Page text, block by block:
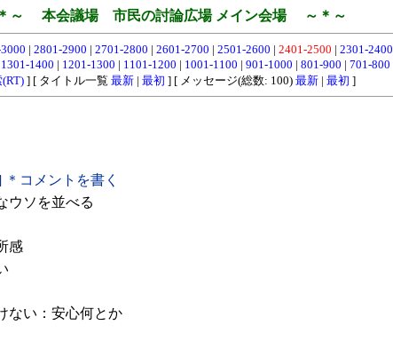
～ 本会議場 市民の討論広場 メイン会場 ～＊～
| 2801-2900 | 2701-2800 | 2601-2700 | 2501-2600 | 2401-2500 | 2301-2400
1301-1400 | 1201-1300 | 1101-1200 | 1001-1100 | 901-1000 | 801-900 | 701-800
] [ タイトル一覧 最新| 最初 ] [ メッセージ(総数: 100) 最新| 最初 ]
コメントを書く
ウソを並べる
感
ない：安心何とか